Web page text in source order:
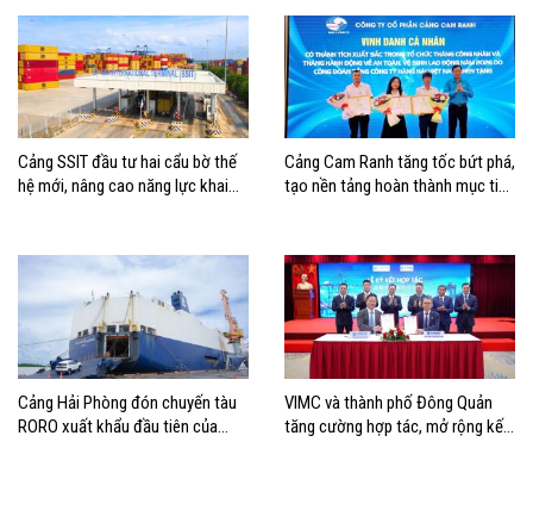
Cảng SSIT đầu tư hai cẩu bờ thế
hệ mới, nâng cao năng lực khai
Cảng Cam Ranh tăng tốc bứt phá,
tạo nền tảng hoàn thành mục tiêu
Cảng Hải Phòng đón chuyến tàu
RORO xuất khẩu đầu tiên của
VIMC và thành phố Đông Quản
tăng cường hợp tác, mở rộng kết